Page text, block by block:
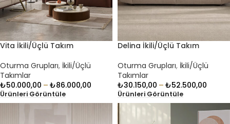
Vita İkili/Üçlü Takım
Oturma Grupları, İkili/Üçlü
Takımlar
₺50.000,00 – ₺86.000,00
Ürünleri Görüntüle
Delina İkili/Üçlü Takım
Oturma Grupları, İkili/Üçlü
Takımlar
₺30.150,00 – ₺52.500,00
Ürünleri Görüntüle